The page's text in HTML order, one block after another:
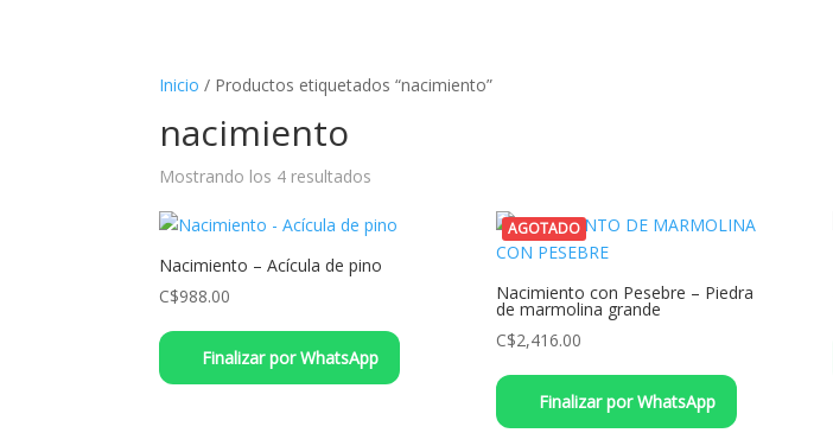
Inicio / Productos etiquetados “nacimiento”
nacimiento
Mostrando los 4 resultados
Nacimiento – Acícula de pino
C$988.00
Finalizar por WhatsApp
AGOTADO
Nacimiento con Pesebre – Piedra
de marmolina grande
C$2,416.00
Finalizar por WhatsApp